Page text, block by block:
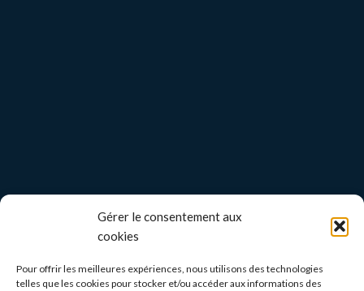
Gérer le consentement aux
cookies
Pour offrir les meilleures expériences, nous utilisons des technologies
telles que les cookies pour stocker et/ou accéder aux informations des